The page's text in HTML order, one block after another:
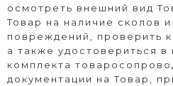
осмотреть внешний вид
Товар на наличие сколов
повреждений, проверить
а также удостовериться в
комплекта
документации на Товар,